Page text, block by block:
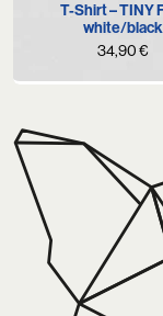
T-Shirt – TINY
white/black
34,90€